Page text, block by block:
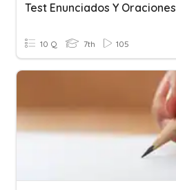
Test Enunciados Y Oraciones
10 Q 7th 105